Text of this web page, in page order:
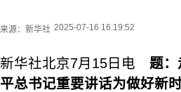
来源： 新华社 2025-07-16 16:19:52
新华社北京7月15日电 题
平总书记重要讲话为做好新